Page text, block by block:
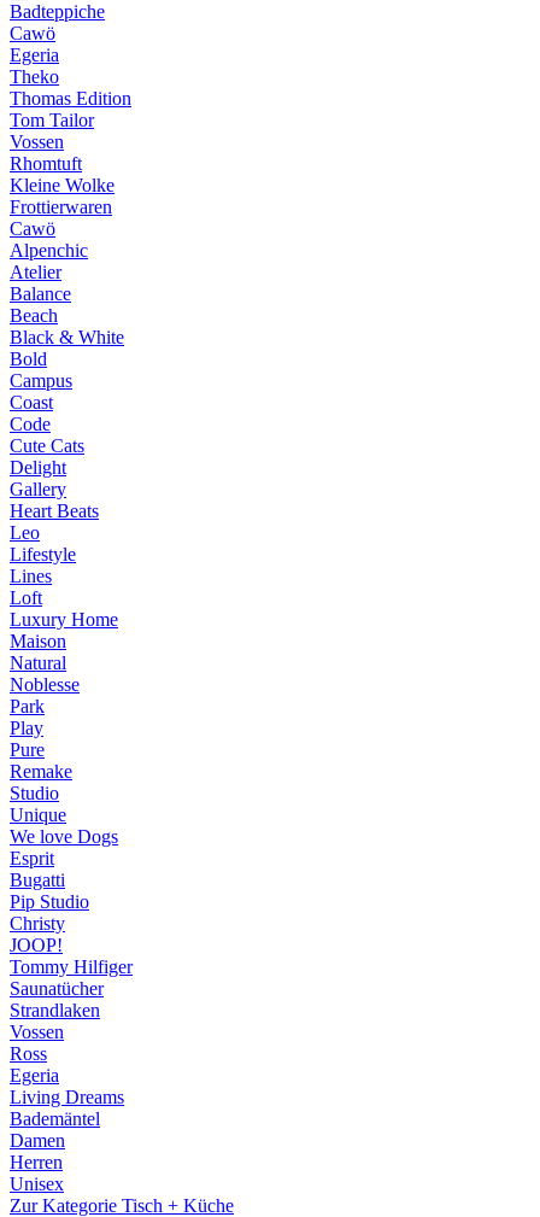
Badteppiche
Cawö
Egeria
Theko
Thomas Edition
Tom Tailor
Vossen
Rhomtuft
Kleine Wolke
Frottierwaren
Cawö
Alpenchic
Atelier
Balance
Beach
Black & White
Bold
Campus
Coast
Code
Cute Cats
Delight
Gallery
Heart Beats
Leo
Lifestyle
Lines
Loft
Luxury Home
Maison
Natural
Noblesse
Park
Play
Pure
Remake
Studio
Unique
We love Dogs
Esprit
Bugatti
Pip Studio
Christy
JOOP!
Tommy Hilfiger
Saunatücher
Strandlaken
Vossen
Ross
Egeria
Living Dreams
Bademäntel
Damen
Herren
Unisex
Zur Kategorie Tisch + Küche